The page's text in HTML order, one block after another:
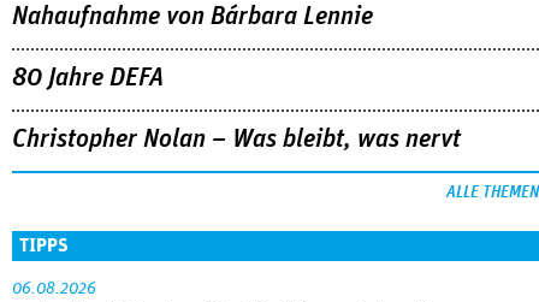
Nahaufnahme von Bárbara Lennie
80 Jahre DEFA
Christopher Nolan – Was bleibt, was nervt
ALLE THEMEN
TIPPS
06.08.2026